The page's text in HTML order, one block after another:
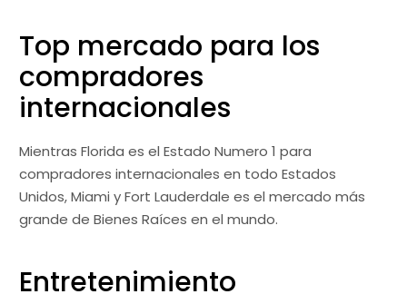
Top mercado para los
compradores
internacionales
Mientras Florida es el Estado Numero 1 para
compradores internacionales en todo Estados
Unidos, Miami y Fort Lauderdale es el mercado más
grande de Bienes Raíces en el mundo.
Entretenimiento